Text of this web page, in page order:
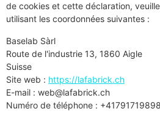
de cookies et cette déclaration,
utilisant les coordonnées suivantes :
Baselab Sàrl
Route de l'industrie 13, 1860 Aigle
Suisse
Site web : https://lafabrick.ch
E-mail : web@lafabrick.ch
Numéro de téléphone : +41791719898